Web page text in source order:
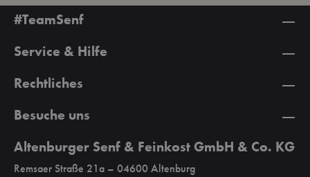
#TeamSenf
Service & Hilfe
Rechtliches
Besuche uns
Altenburger Senf & Feinkost GmbH & Co. KG
Remsaer Straße 21a – 04600 Altenburg